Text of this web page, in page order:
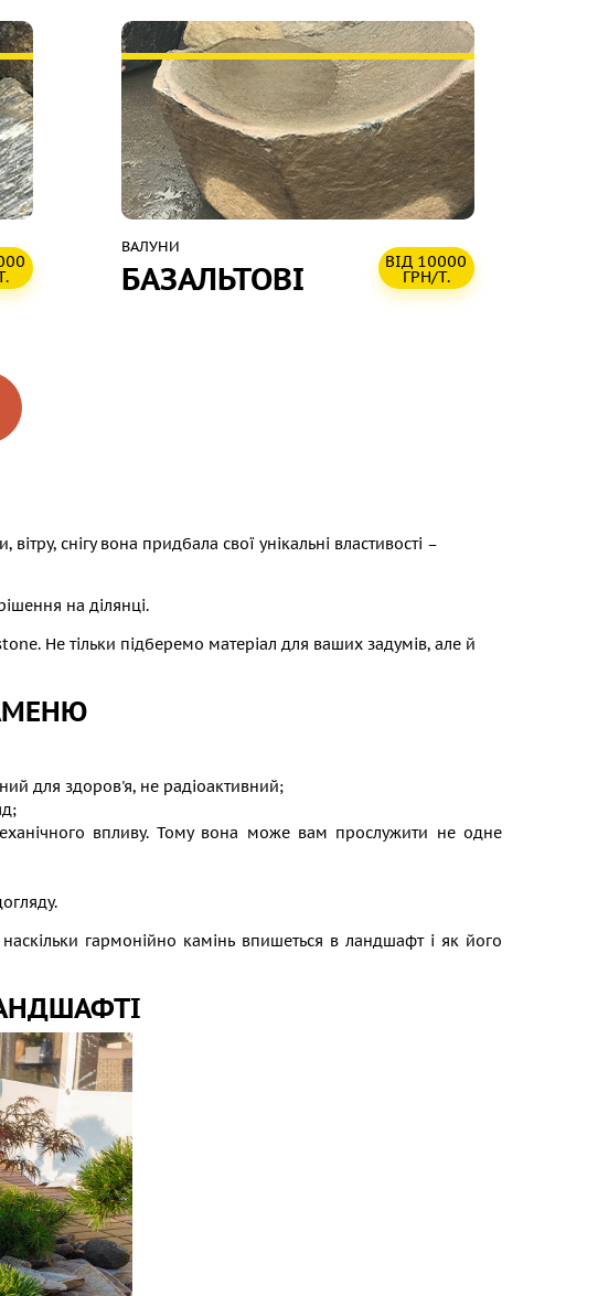
ВАЛУНИ
БАЗАЛЬТОВІ ВІД 10000
ГРН/Т.
снігу вона придбала свої унікальні властивості –
на ділянці.
Не тільки підберемо матеріал для ваших задумів, але й
для здоров'я, не радіоактивний;
впливу. Тому вона може вам прослужити не одне
гармонійно камінь впишеться в ландшафт і як його